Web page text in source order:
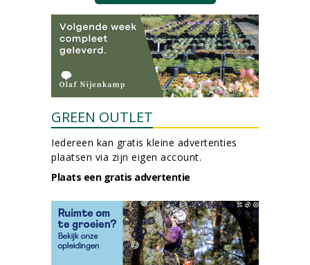
GREEN OUTLET
Iedereen kan gratis kleine advertenties
plaatsen via zijn eigen account.
Plaats een gratis advertentie